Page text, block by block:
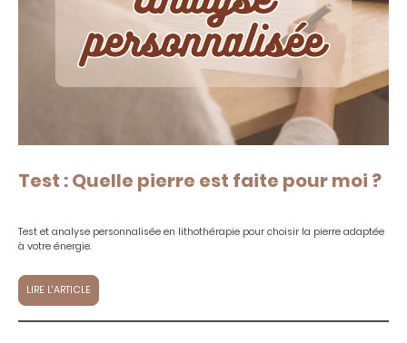
Test : Quelle pierre est faite pour moi ?
Test et analyse personnalisée en lithothérapie pour choisir la pierre adaptée
à votre énergie.
LIRE L'ARTICLE